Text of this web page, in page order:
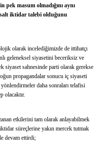
pek masum olmadığını aynı
iktidar talebi olduğunu
olarak incelediğimizde de ittihatçı
geleneksel siyasetini beceriksiz ve
siyaset sahnesinde parti olarak gerekse
propagandalar sonucu iç siyaseti
daha sonraları telafisi
olacaktır.
etkilerini tam olarak anlayabilmek
süreçlerine yakın mercek tutmak
devam ettirdi;